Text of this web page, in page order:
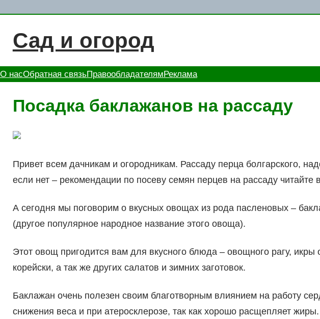
содержимому
Сад и огород
О насОбратная связьПравообладателям Реклама
Посадка баклажанов на рассаду
Привет всем дачникам и огородникам. Рассаду перца болгарского,
если нет – рекомендации по посеву семян перцев на рассаду читайте
А сегодня мы поговорим о вкусных овощах из рода пасленовых –
(другое популярное народное название этого овоща).
Этот овощ пригодится вам для вкусного блюда – овощного рагу, икры
корейски, а так же других салатов и зимних заготовок.
Баклажан очень полезен своим благотворным влиянием на работу
снижения веса и при атеросклерозе, так как хорошо расщепляет жиры.